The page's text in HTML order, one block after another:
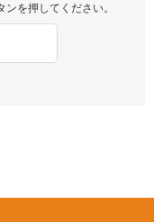
努めます。
を押してください。